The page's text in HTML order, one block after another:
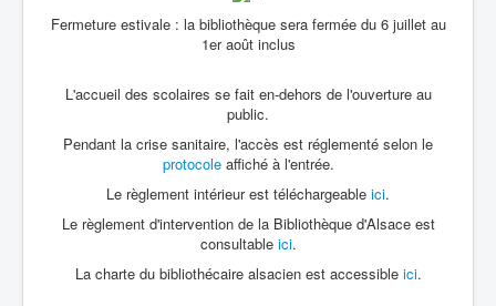
Fermeture estivale : la bibliothèque sera fermée du 6 juillet au
1er août inclus
L'accueil des scolaires se fait en-dehors de l'ouverture au
public.
Pendant la crise sanitaire, l'accès est réglementé selon le
protocoleaffiché à l'entrée.
Le règlement intérieur est téléchargeable ici.
Le règlement d'intervention de la Bibliothèque d'Alsace est
consultable ici.
La charte du bibliothécaire alsacien est accessible ici.